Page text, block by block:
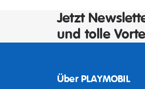
Jetzt
und tolle
Über PLAYMOBIL